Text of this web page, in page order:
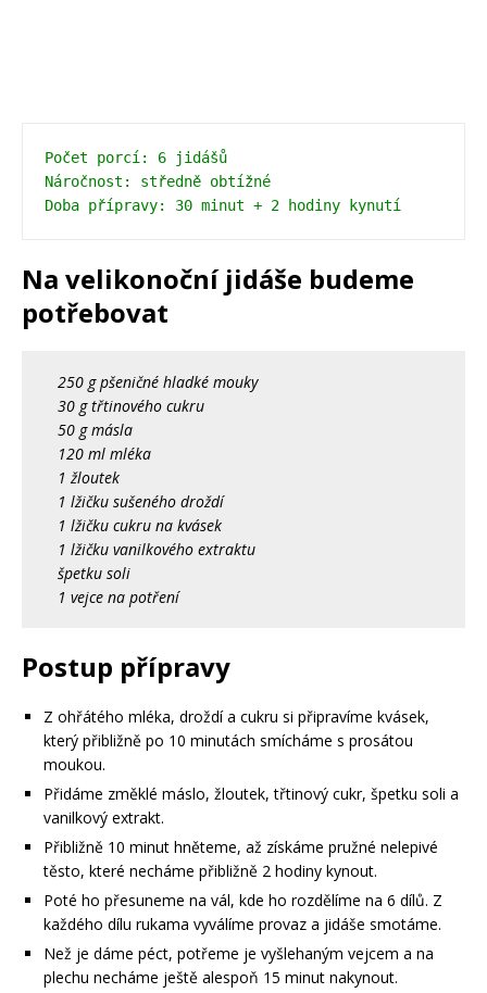
Počet porcí: 6 jidášů
Náročnost: středně obtížné
Doba přípravy: 30 minut + 2 hodiny kynutí
Na velikonoční jidáše budeme
potřebovat
250 g pšeničné hladké mouky
30 g třtinového cukru
50 g másla
120 ml mléka
1 žloutek
1 lžičku sušeného droždí
1 lžičku cukru na kvásek
1 lžičku vanilkového extraktu
špetku soli
1 vejce na potření
Postup přípravy
Z ohřátého mléka, droždí a cukru si připravíme kvásek,
který přibližně po 10 minutách smícháme s prosátou
moukou.
Přidáme změklé máslo, žloutek, třtinový cukr, špetku soli a
vanilkový extrakt.
Přibližně 10 minut hněteme, až získáme pružné nelepivé
těsto, které necháme přibližně 2 hodiny kynout.
Poté ho přesuneme na vál, kde ho rozdělíme na 6 dílů. Z
každého dílu rukama vyválíme provaz a jidáše smotáme.
Než je dáme péct, potřeme je vyšlehaným vejcem a na
plechu necháme ještě alespoň 15 minut nakynout.